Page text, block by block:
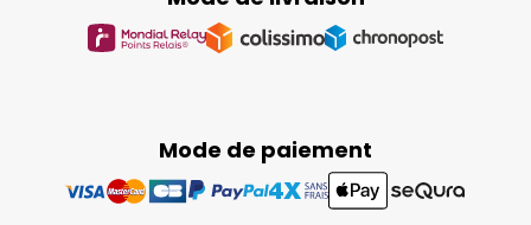
Mode de paiement